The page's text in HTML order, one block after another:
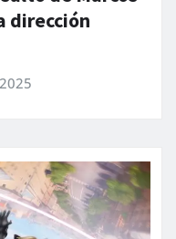
dirección